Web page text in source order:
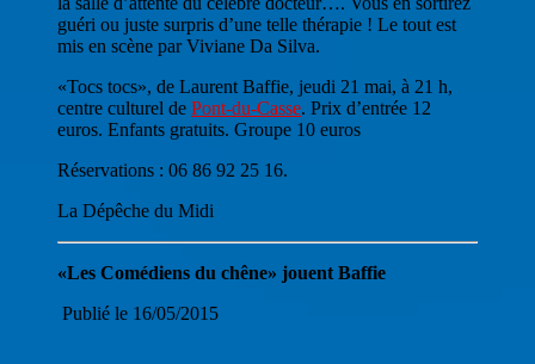
guéri ou juste surpris d’une telle thérapie ! Le tout est
mis en scène par Viviane Da Silva.
«Tocs tocs», de Laurent Baffie, jeudi 21 mai, à 21 h,
centre culturel de Pont-du-Casse. Prix d’entrée 12
euros. Enfants gratuits. Groupe 10 euros
Réservations : 06 86 92 25 16.
La Dépêche du Midi
«Les Comédiens du chêne» jouent Baffie
Publié le 16/05/2015